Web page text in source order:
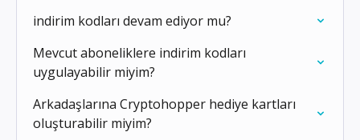
indirim kodları devam ediyor mu?
Mevcut aboneliklere indirim kodları
uygulayabilir miyim?
Arkadaşlarına Cryptohopper hediye kartları
oluşturabilir miyim?